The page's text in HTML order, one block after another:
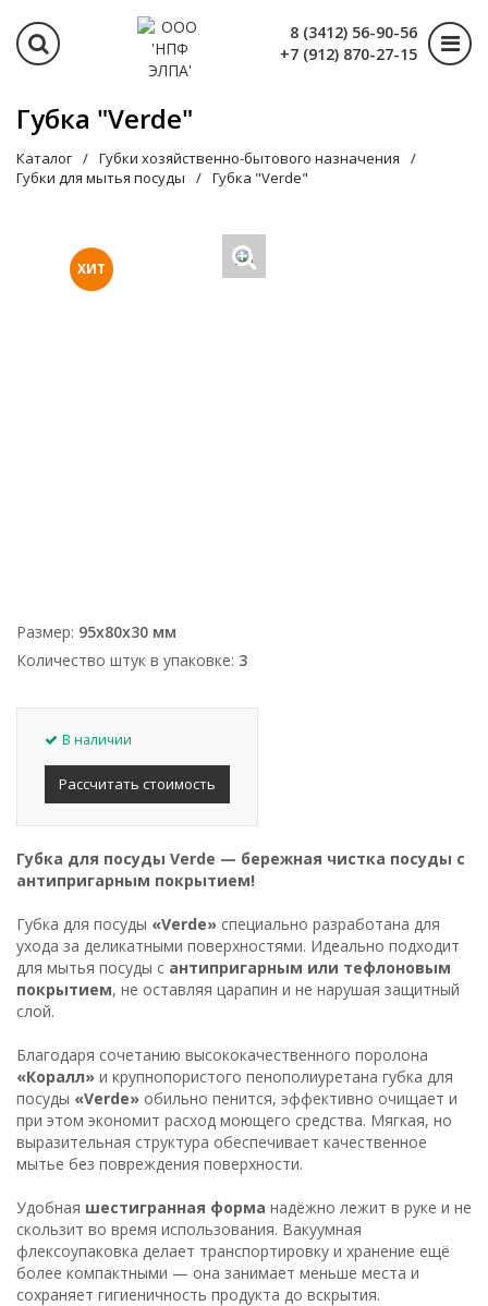
8 (3412) 56-90-56
+7 (912) 870-27-15
Губка "Verde"
Каталог
Губки хозяйственно-бытового назначения
Губки для мытья посуды
Губка "Verde"
ХИТ
Размер: 95х80х30 мм
Количество штук в упаковке: 3
В наличии
Рассчитать стоимость
Губка для посуды Verde — бережная чистка посуды с
антипригарным покрытием!
Губка для посуды «Verde» специально разработана для
ухода за деликатными поверхностями. Идеально подходит
для мытья посуды с антипригарным или тефлоновым
покрытием, не оставляя царапин и не нарушая защитный
слой.
Благодаря сочетанию высококачественного поролона
«Коралл» и крупнопористого пенополиуретана губка для
посуды «Verde» обильно пенится, эффективно очищает и
при этом экономит расход моющего средства. Мягкая, но
выразительная структура обеспечивает качественное
мытье без повреждения поверхности.
Удобная шестигранная форма надёжно лежит в руке и не
скользит во время использования. Вакуумная
флексоупаковка делает транспортировку и хранение ещё
более компактными — она занимает меньше места и
сохраняет гигиеничность продукта до вскрытия.